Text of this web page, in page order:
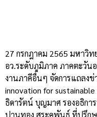
27 กรกฎาคม 2565 มหาวิ
อว.ระดับภูมิภาค ภาคตะวัน
งานภาคีอื่นๆ จัดการแถลงข่
innovation for
ธิดารัตน์ บุญมาศ รองอธิก
ปานทอง สระคูพันธ์ ที่ปรึกษ